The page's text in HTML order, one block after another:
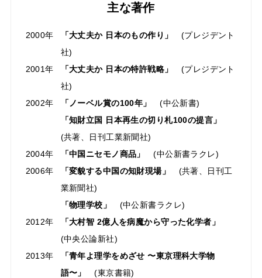
主な著作
2000年 「大丈夫か 日本のもの作り」
(プレジデント
社)
2001年
「大丈夫か 日本の特許戦略」
(プレジデント
社)
2002年
「ノーベル賞の100年」
(中公新書)
「知財立国 日本再生の切り札100の提言」
(共著、日刊工業新聞社)
2004年
「中国ニセモノ商品」
(中公新書ラクレ)
2006年
「変貌する中国の知財現場」
(共著、日刊工
業新聞社)
「物理学校」
(中公新書ラクレ)
2012年
「大村智 2億人を病魔から守った化学者」
(中央公論新社)
2013年
「⻘年よ理学をめざせ 〜東京理科大学物
語〜」
(東京書籍)